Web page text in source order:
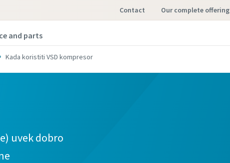
Contact our complete offering
and parts
Kada koristiti VSD kompresor
uvek dobro